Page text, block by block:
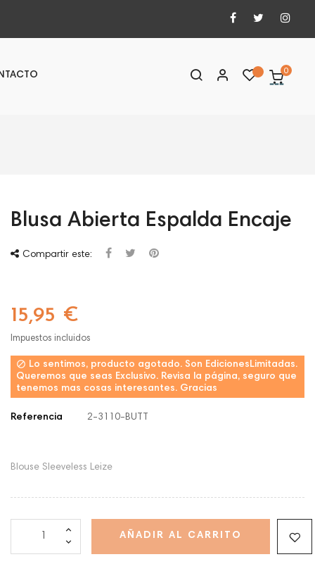
0
Blusa Abierta Espalda Encaje
Compartir este:
15,95 €
Impuestos incluidos
 Lo sentimos, producto agotado. Son EdicionesLimitadas.
Queremos que seas Exclusivo. Revisa la página, seguro que
tenemos mas cosas interesantes. Gracias
Referencia 2-3110-BUTT
Blouse Sleeveless Leize
AÑADIR AL CARRITO